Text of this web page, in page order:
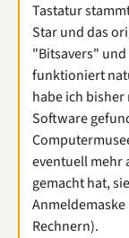
Tastatur
Star und das
"Bitsavers" und
funktioniert
habe ich
Software
eventuell mehr
gemacht hat,
Rechnern).